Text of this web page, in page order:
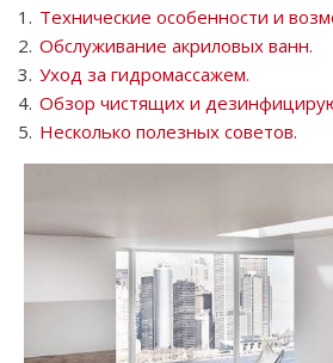
Технические особенности и
Обслуживание акриловых ванн.
Уход за гидромассажем.
Обзор чистящих и
Несколько полезных советов.